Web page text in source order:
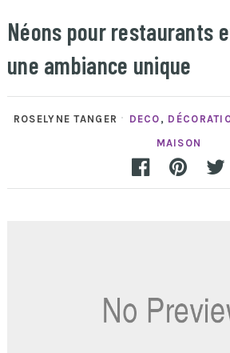
Néons pour restaurants
une ambiance unique
ROSELYNE TANGER DECO ,
MAISON